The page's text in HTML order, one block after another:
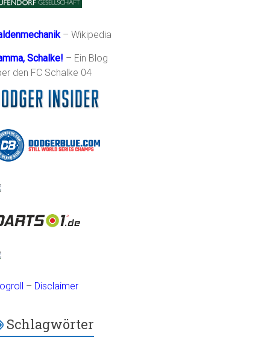
– Wikipedia
Schalke! – Ein Blog
den FC Schalke 04
– Disclaimer
Schlagwörter